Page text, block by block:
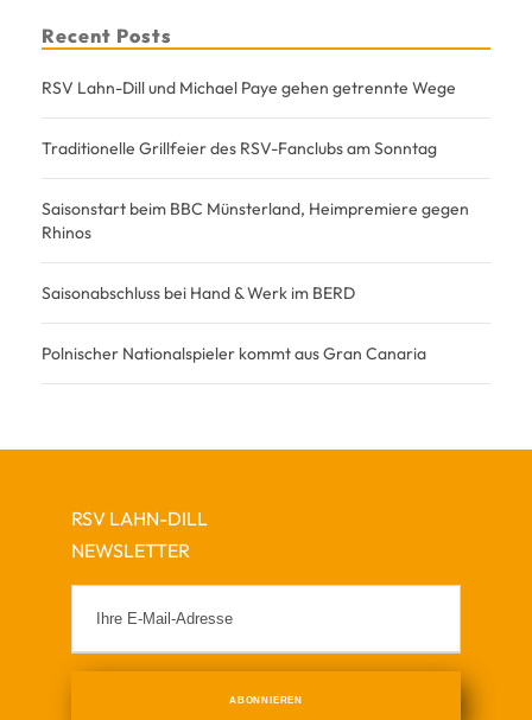
Recent Posts
RSV Lahn-Dill und Michael Paye gehen getrennte Wege
Traditionelle Grillfeier des RSV-Fanclubs am Sonntag
Saisonstart beim BBC Münsterland, Heimpremiere gegen
Rhinos
Saisonabschluss bei Hand & Werk im BERD
Polnischer Nationalspieler kommt aus Gran Canaria
RSV LAHN-DILL
NEWSLETTER